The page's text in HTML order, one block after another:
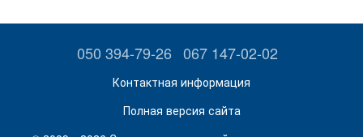
050 394-79-26 067 147-02-02
Контактная информация
Полная версия сайта